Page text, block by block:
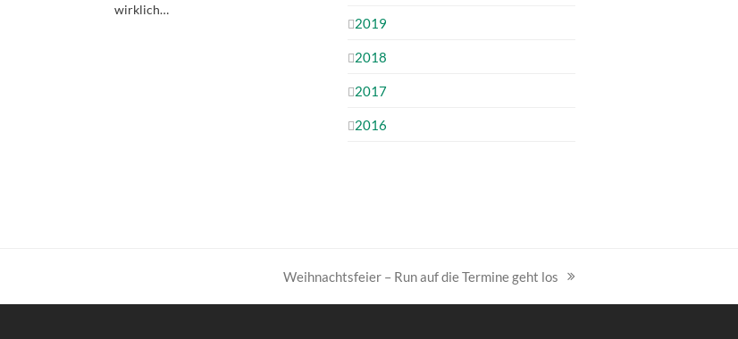
wirklich…
2019
2018
2017
2016
Nächster
Beitrag:
Weihnachtsfeier – Run auf die Termine geht los